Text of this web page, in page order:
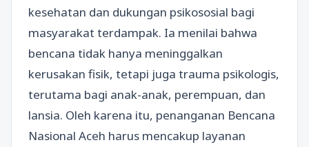
kesehatan dan dukungan psikososial bagi
masyarakat terdampak. Ia menilai bahwa
bencana tidak hanya meninggalkan
kerusakan fisik, tetapi juga trauma psikologis,
terutama bagi anak-anak, perempuan, dan
lansia. Oleh karena itu, penanganan Bencana
Nasional Aceh harus mencakup layanan